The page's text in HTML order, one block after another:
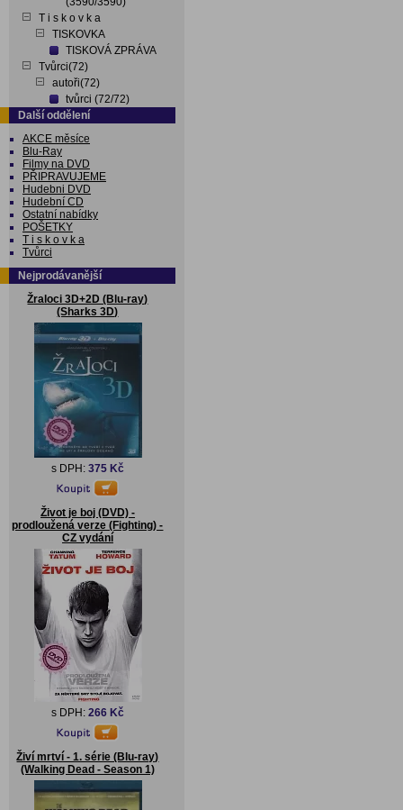
T i s k o v k a
TISKOVKA
TISKOVÁ ZPRÁVA
Tvůrci(72)
autoři(72)
tvůrci (72/72)
Další oddělení
AKCE měsíce
Blu-Ray
Filmy na DVD
PŘIPRAVUJEME
Hudebni DVD
Hudební CD
Ostatní nabídky
POŠETKY
T i s k o v k a
Tvůrci
Nejprodávanější
Žraloci 3D+2D (Blu-ray)
(Sharks 3D)
s DPH: 375 Kč
Život je boj (DVD) -
prodloužená verze (Fighting) -
CZ vydání
s DPH: 266 Kč
Živí mrtví - 1. série (Blu-ray)
(Walking Dead - Season 1)